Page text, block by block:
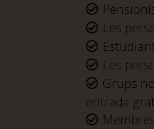
Les
Les
Grups
entrada